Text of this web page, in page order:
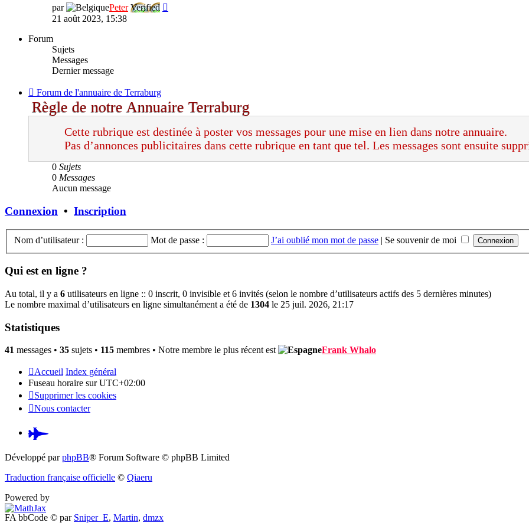
par
Peter Verified
21 août 2023, 15:38
Forum
Sujets
Messages
Dernier message
Flux
-
Forum
l'annuaire
Forum de l'annuaire de Terraburg
Règle de notre Annuaire Terraburg
Cette rubrique est destinée à poster vos messages pour une mise en lien dans notre annuaire.
Pas d’annonces publicitaires dans cette rubrique en tant que tel. Les messages sont ensuite
0 Sujets
0 Messages
Aucun message
Connexion • Inscription
Nom d’utilisateur : Mot de passe : J’ai oublié mon mot de passe | Se souvenir de moi
Qui est en ligne ?
Au total, il y a 6 utilisateurs en ligne :: 0 inscrit, 0 invisible et 6 invités (selon le nombre d’utilisateurs actifs des 5 dernières minutes)
Le nombre maximal d’utilisateurs en ligne simultanément a été de 1304 le 25 juil. 2026, 21:17
Statistiques
41 messages • 35 sujets • 115 membres • Notre membre le plus récent est Frank Whalo
Accueil Index général
Fuseau horaire surUTC+02:00
Supprimer les cookies
Nous contacter
Pardus.at
(S’ouvre
nouvel
Développé parphpBB® Forum Software © phpBB Limited
Traduction française officielle © Qiaeru
Powered by
FA bbCode © par Sniper_E, Martin, dmzx